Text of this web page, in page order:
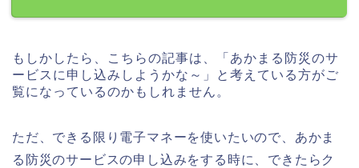
もしかしたら、こちらの記事は、「あかまる防災のサ
ービスに申し込みしようかな～」と考えている方がご
覧になっているのかもしれません。
ただ、できる限り電子マネーを使いたいので、あかま
る防災のサービスの申し込みをする時に、できたらク